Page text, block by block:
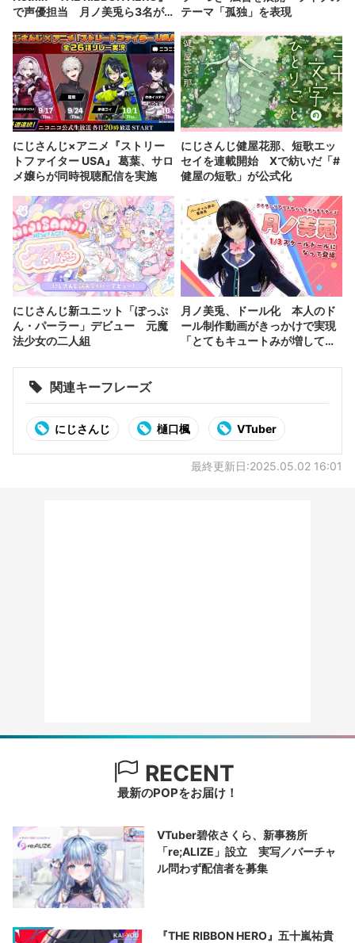
で声優担当 月ノ美兎ら3名が
テーマ「孤独」を表現
にじさんじ×アニメ『ストリー
トファイター USA』 葛葉、サロ
メ嬢らが同時視聴配信を実施
にじさんじ健屋花那、短歌エッ
セイを連載開始 Xで紡いだ「#
健屋の短歌」が公式化
にじさんじ新ユニット「ぽっぷ
ん・パーラー」デビュー 元魔
法少女の二人組
月ノ美兎、ドール化 本人のド
ール制作動画がきっかけで実現
「とてもキュートみが増して
関連キーフレーズ
にじさんじ 樋口楓 VTuber
最終更新日:2025.05.02 16:01
RECENT
最新のPOPをお届け！
VTuber碧依さくら、新事務所
「re;ALIZE」設立 実写／バーチャ
ル問わず配信者を募集
『THE RIBBON HERO』五十嵐祐貴